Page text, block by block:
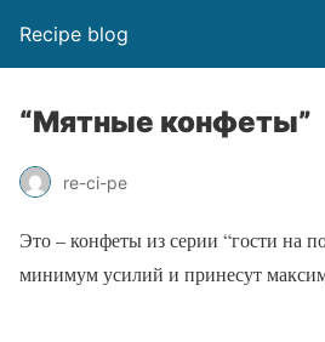
Recipe blog
“Мятные конфеты”
re-ci-pe
Это – конфеты из серии “гости на
минимум усилий и принесут